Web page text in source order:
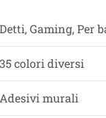
Detti, Gaming, Per
35 colori diversi
Adesivi murali